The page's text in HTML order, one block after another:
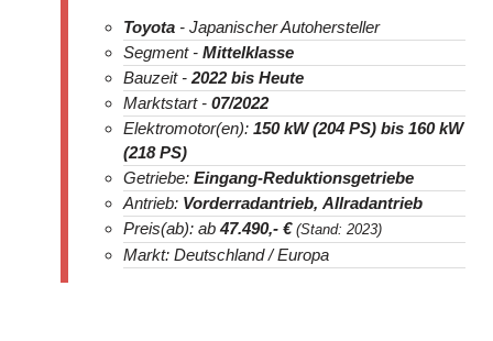
Toyota - Japanischer Autohersteller
Segment - Mittelklasse
Bauzeit - 2022bis Heute
Marktstart - 07/2022
Elektromotor(en): 150 kW (204 PS) bis 160 kW
(218 PS)
Getriebe: Eingang-Reduktionsgetriebe
Antrieb: Vorderradantrieb, Allradantrieb
Preis(ab): ab47.490,- € (Stand: 2023)
Markt: Deutschland / Europa